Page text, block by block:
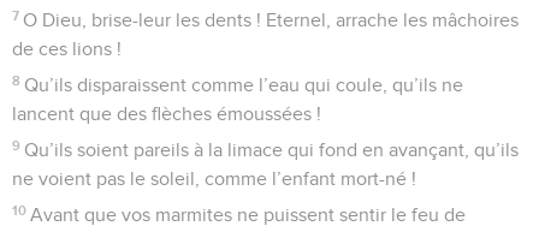
7 O Dieu, brise-leur les dents ! Eternel, arrache les mâchoires
de ces lions !
8 Qu’ils disparaissent comme l’eau qui coule, qu’ils ne
lancent que des flèches émoussées !
9 Qu’ils soient pareils à la limace qui fond en avançant, qu’ils
ne voient pas le soleil, comme l’enfant mort-né !
10 Avant que vos marmites ne puissent sentir le feu de